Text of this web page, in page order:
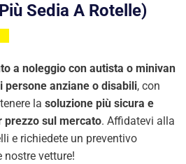
Sedia A Rotelle)
a noleggio con autista o minivan
persone anziane o disabili, con
la soluzione più sicura e
sul mercato. Affidatevi alla
e richiedete un preventivo
nostre vetture!